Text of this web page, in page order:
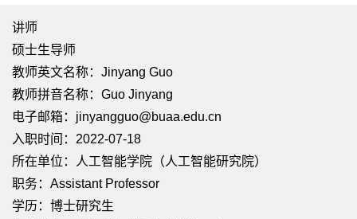
讲师
硕士生导师
教师英文名称：Jinyang Guo
教师拼音名称：Guo Jinyang
电子邮箱： jinyangguo@buaa.edu.cn
入职时间：2022-07-18
所在单位：人工智能学院（人工智能研究院）
职务：Assistant Professor
学历：博士研究生